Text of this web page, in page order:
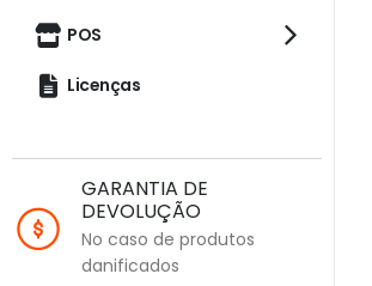
POS
Licenças
GARANTIA DE
DEVOLUÇÃO
No caso de produtos
danificados